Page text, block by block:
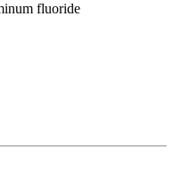
fluoride